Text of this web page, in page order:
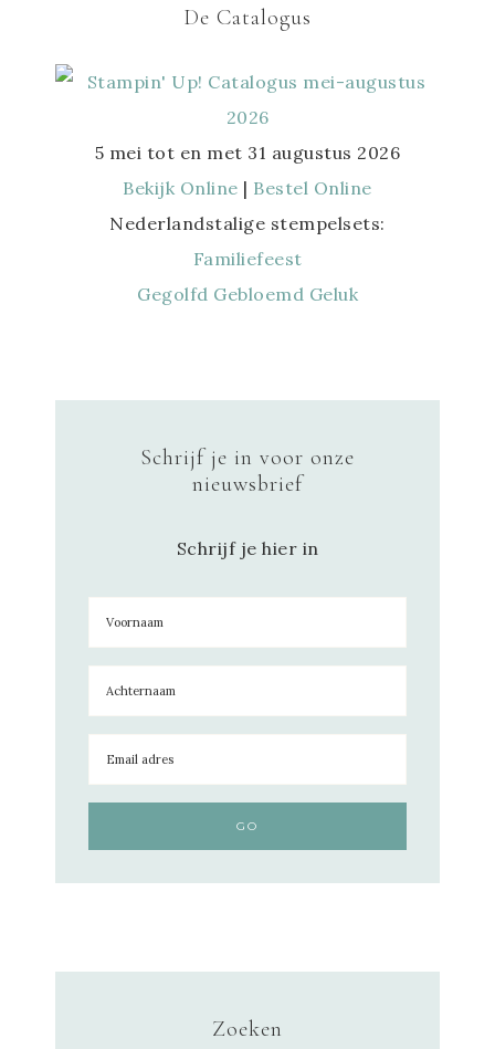
De Catalogus
5 mei tot en met 31 augustus 2026
Bekijk Online | Bestel Online
Nederlandstalige stempelsets:
Familiefeest
Gegolfd Gebloemd Geluk
Schrijf je in voor onze
nieuwsbrief
Schrijf je hier in
Zoeken